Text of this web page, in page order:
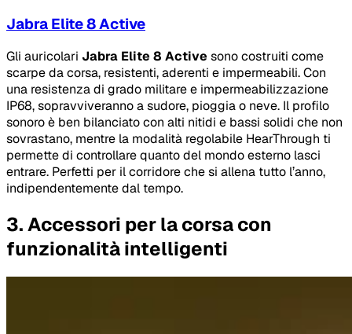
Jabra Elite 8 Active
Gli auricolari Jabra Elite 8 Active sono costruiti come
scarpe da corsa, resistenti, aderenti e impermeabili. Con
una resistenza di grado militare e impermeabilizzazione
IP68, sopravviveranno a sudore, pioggia o neve. Il profilo
sonoro è ben bilanciato con alti nitidi e bassi solidi che non
sovrastano, mentre la modalità regolabile HearThrough ti
permette di controllare quanto del mondo esterno lasci
entrare. Perfetti per il corridore che si allena tutto l’anno,
indipendentemente dal tempo.
3. Accessori per la corsa con
funzionalità intelligenti